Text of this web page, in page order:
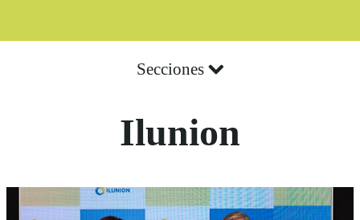
Secciones
Ilunion